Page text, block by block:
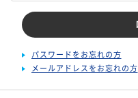
パスワードをお忘れの方
メールアドレスをお忘れの方